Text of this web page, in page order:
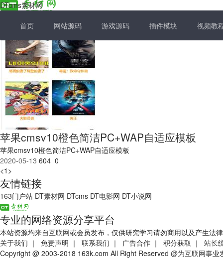
DTcms素材网
首页 网站源码 游戏源码 插件模块 视频教
苹果cmsv10橙色简洁PC+WAP自适应模板
苹果cmsv10橙色简洁PC+WAP自适应模板
2020-05-13 604 0
<1 >
友情链接
163门户站 DT素材网 DTcms DT电影网 DT小说网
专业的网络资源分享平台
本站资源均来自互联网或会员发布，仅供研究学习请勿商用以及产生法
关于我们 ｜ 免责声明 ｜ 联系我们 ｜ 广告合作 ｜ 积分获取 ｜ 站长
Copyright @ 2003-2018 163k.com All Right Reserved @为互联网事